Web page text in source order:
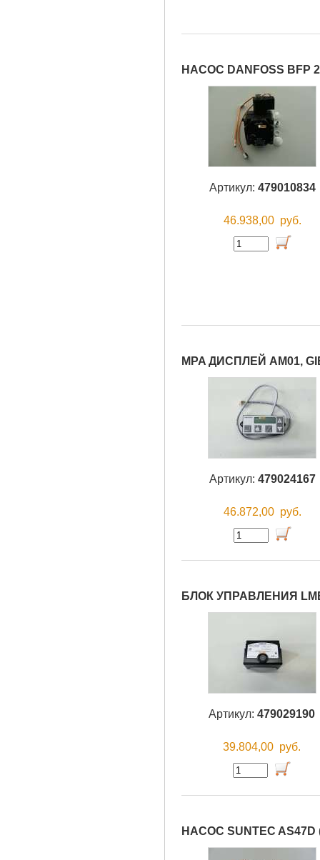
НАСОС DANFOSS BFP
Артикул: 479010834
46.938,00 руб.
MPA ДИСПЛЕЙ AM01,
Артикул: 479024167
46.872,00 руб.
БЛОК УПРАВЛЕНИЯ
Артикул: 479029190
39.804,00 руб.
НАСОС SUNTEC AS47D